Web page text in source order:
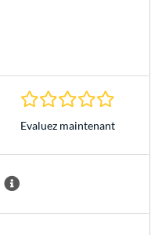
Evaluez maintenant